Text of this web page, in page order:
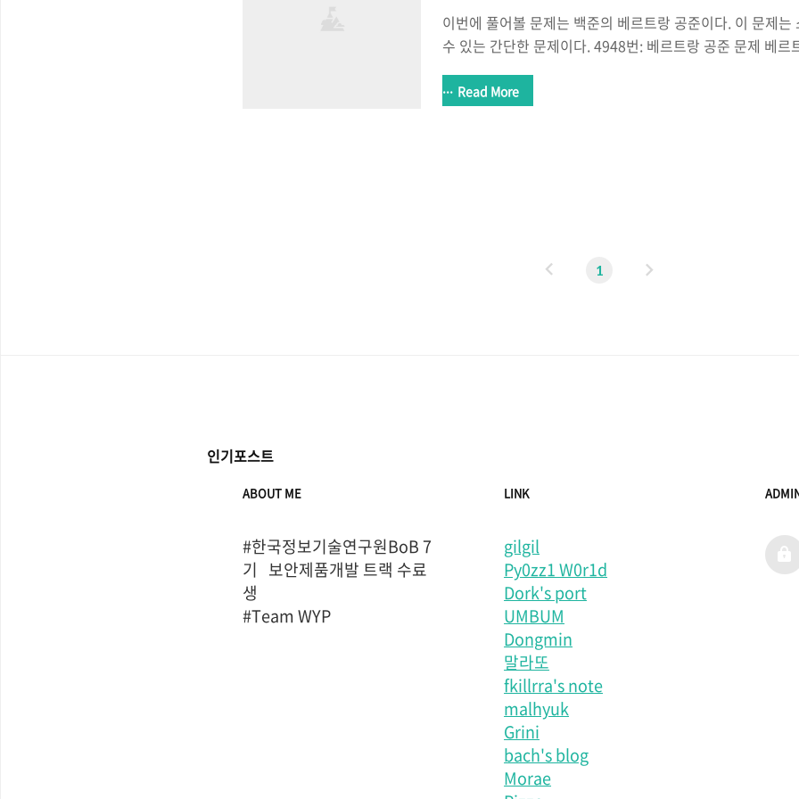
이번에 풀어볼 문제는 백준의 베르트랑 공준이다. 이 문제는
수 있는 간단한 문제이다. 4948번: 베르트랑 공준 문제 베르
고 있다. 이 명제는 조제프 베르트랑이 1845년에 추측했고,
Read More
1
다
인기포스트
ABOUT ME
#한국정보기술연구원BoB 7
기   보안제품개발 트랙 수료
생
#Team WYP
LINK
gilgil
Py0zz1 W0r1d
Dork's port
UMBUM
Dongmin
말라또
fkillrra's note
malhyuk
Grini
bach's blog
Morae